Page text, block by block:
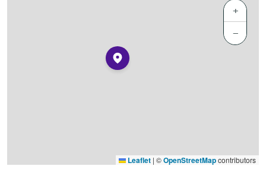
+
−
Leaflet | ©OpenStreetMapcontributors